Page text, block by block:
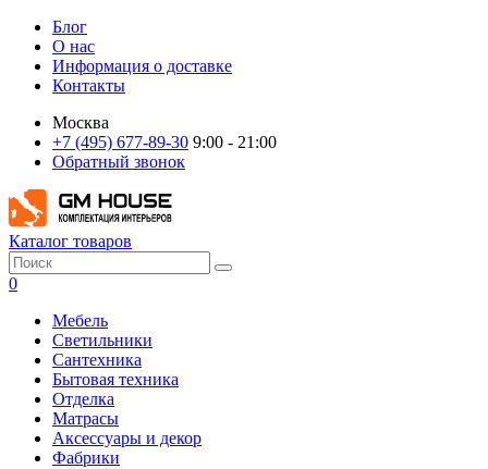
Блог
О нас
Информация о доставке
Контакты
Москва
+7 (495) 677-89-30 9:00 - 21:00
Обратный звонок
Каталог товаров
0
Мебель
Светильники
Сантехника
Бытовая техника
Отделка
Матрасы
Аксессуары и декор
Фабрики